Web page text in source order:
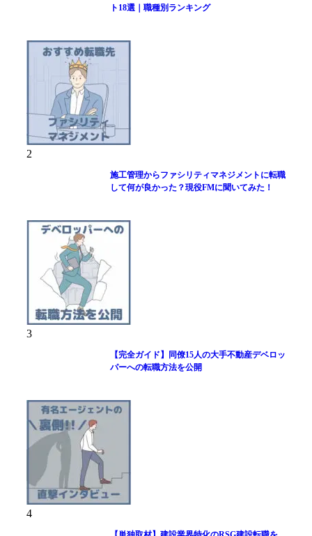
ト18選｜職種別ランキング
2
施工管理からファシリティマネジメントに転職
して何が良かった？現役FMに聞いてみた！
3
【完全ガイド】同僚15人の大手不動産デベロッ
パーへの転職方法を公開
4